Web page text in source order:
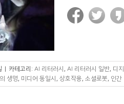
| 카테고리: AI 리터러시 , AI 리터러시 일반, 디
생명, 미디어 동일시 , 상호작용, 소셜로봇, 인간